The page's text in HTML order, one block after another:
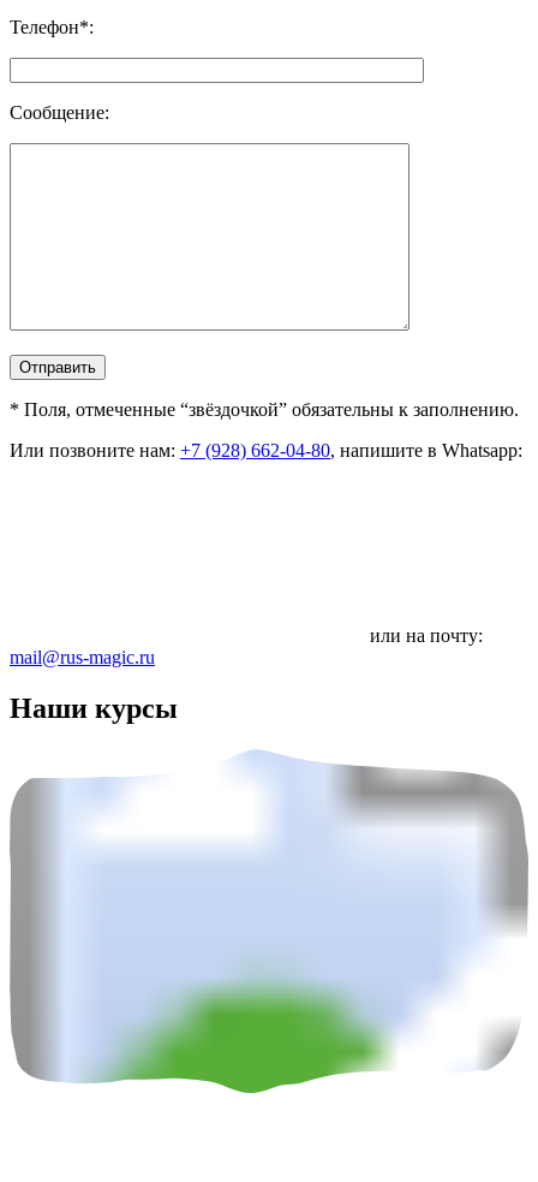
Телефон*:
Сообщение:
* Поля, отмеченные “звёздочкой” обязательны к заполнению.
Или позвоните нам: +7 (928) 662-04-80, напишите в Whatsapp:
или на почту:
mail@rus-magic.ru
Наши курсы